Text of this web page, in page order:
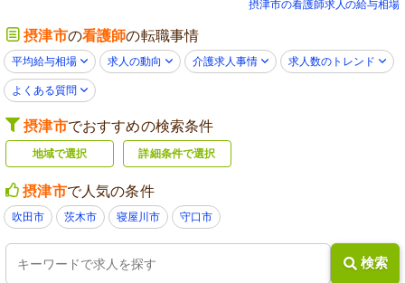
摂津市の看護師求人の給与相場
摂津市の看護師の転職事情
平均給与相場 求人の動向 介護求人事情 求人数のトレンド
よくある質問
摂津市でおすすめの検索条件
地域で選択 詳細条件で選択
摂津市で人気の条件
吹田市 茨木市 寝屋川市 守口市
検索